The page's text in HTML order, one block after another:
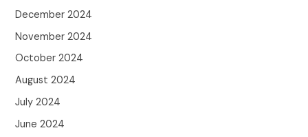
December 2024
November 2024
October 2024
August 2024
July 2024
June 2024